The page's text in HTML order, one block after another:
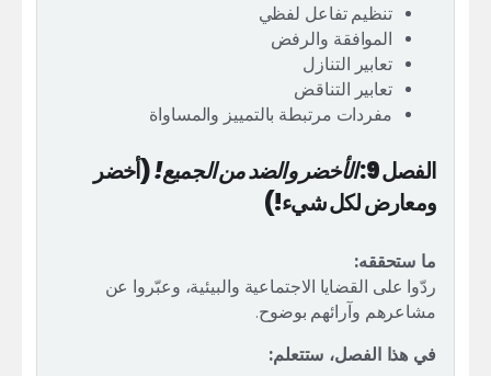
تنظيم تفاعل لفظي
الموافقة والرفض
تعابير التنازل
تعابير التناقض
مفردات مرتبطة بالتمييز والمساواة
الفصل 9: الأخضر والضد من الجميع!(أخضر
ومعارض لكل شيء!)
ما ستحققه:
ردّوا على القضايا الاجتماعية والبيئية، وعبّروا عن
مشاعرهم وآرائهم بوضوح.
في هذا الفصل، ستتعلم: